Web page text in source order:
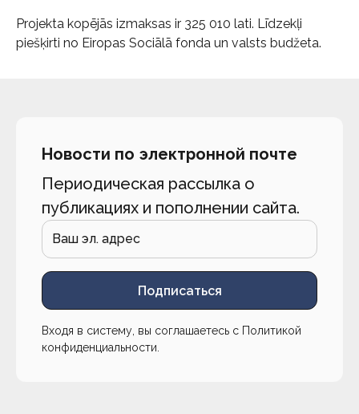
Projekta kopējās izmaksas ir 325 010 lati. Līdzekļi
piešķirti no Eiropas Sociālā fonda un valsts budžeta.
Новости по электронной почте
Периодическая рассылка о
публикациях и пополнении сайта.
Подписаться
Входя в систему, вы соглашаетесь с Политикой
конфиденциальности